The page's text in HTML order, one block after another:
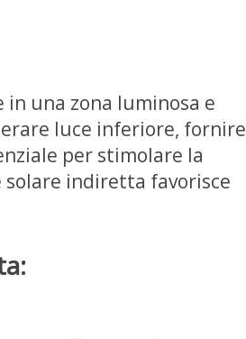
in una zona luminosa e
luce inferiore, fornire
per stimolare la
solare indiretta favorisce